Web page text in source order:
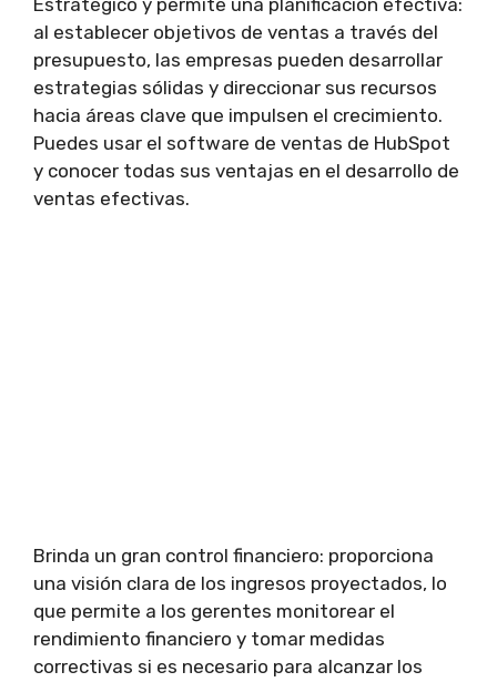
al establecer objetivos de ventas a través del
presupuesto, las empresas pueden desarrollar
estrategias sólidas y direccionar sus recursos
hacia áreas clave que impulsen el crecimiento.
Puedes usar el software de ventas de HubSpot
y conocer todas sus ventajas en el desarrollo de
ventas efectivas.
Brinda un gran control financiero: proporciona
una visión clara de los ingresos proyectados, lo
que permite a los gerentes monitorear el
rendimiento financiero y tomar medidas
correctivas si es necesario para alcanzar los